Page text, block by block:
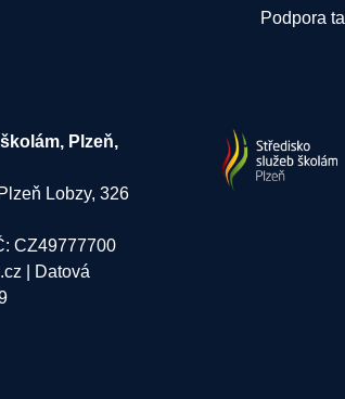
Podpora
Plzeň,
Lobzy, 326
CZ49777700
| Datová